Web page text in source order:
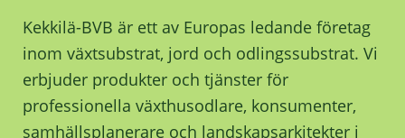
Kekkilä-BVB är ett av Europas ledande företag
inom växtsubstrat, jord och odlingssubstrat. Vi
erbjuder produkter och tjänster för
professionella växthusodlare, konsumenter,
samhällsplanerare och landskapsarkitekter i